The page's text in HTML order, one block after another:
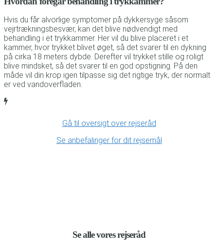
Hvis du får alvorlige symptomer på dykkersyge såsom
vejrtrækningsbesvær, kan det blive nødvendigt med
behandling i et trykkammer. Her vil du blive placeret i et
kammer, hvor trykket blivet øget, så det svarer til en dykning
på cirka 18 meters dybde. Derefter vil trykket stille og roligt
blive mindsket, så det svarer til en god opstigning. På den
måde vil din krop igen tilpasse sig det rigtige tryk, der normalt
er ved vandoverfladen.
Gå til oversigt over rejseråd
Se anbefalinger for dit rejsemål
Se alle vores rejseråd